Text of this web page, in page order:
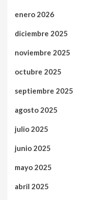
enero 2026
diciembre 2025
noviembre 2025
octubre 2025
septiembre 2025
agosto 2025
julio 2025
junio 2025
mayo 2025
abril 2025